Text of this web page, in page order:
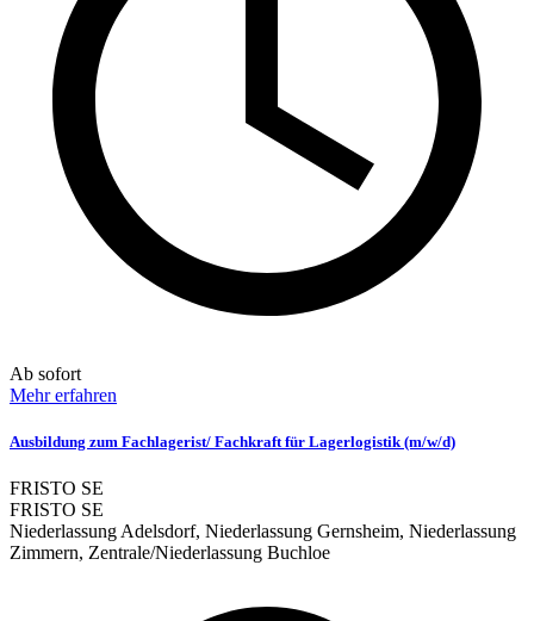
Ab sofort
Mehr erfahren
Ausbildung zum Fachlagerist/ Fachkraft für Lagerlogistik (m/w/d)
FRISTO SE
FRISTO SE
Niederlassung Adelsdorf, Niederlassung Gernsheim, Niederlassung
Zimmern, Zentrale/Niederlassung Buchloe